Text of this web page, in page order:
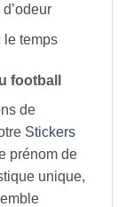
le temps
football
de
Stickers
prénom de
unique,